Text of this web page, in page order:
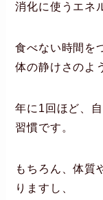
消化に使うエネ
食べない時間を
体の静けさのよ
年に1回ほど、
習慣です。
もちろん、体質
りますし、